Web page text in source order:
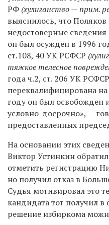
РФ (хулиганство — прим.
выяснилось, что
недостоверные
он был осужден в 1996
ст.108, 40 УК РСФСР
тяжкое телесное
года ч.2, ст. 206 УК
переквалифицирована
году он был освобожден
условно-досрочно», —
предоставленных
На основании этих
Виктор Устинкин
отметить регистрацию
но получил отказ в
Судья мотивировал это
кандидата тот получил в
решение избиркома